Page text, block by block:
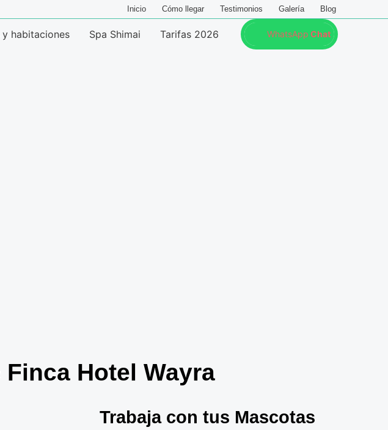
Inicio Cómo llegar Testimonios Galería Blog
y habitaciones Spa Shimai Tarifas 2026 WhatsApp Chat
Hotel Wayra
Trabaja con tus Mascotas